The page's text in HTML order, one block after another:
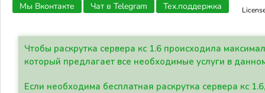
Мы Вконтакте Чат в Telegram Тех.поддержка
Чтобы раскрутка сервера кс 1.6 происходила
который предлагает все необходимые услуги в
Если необходима бесплатная раскрутка сервера кс